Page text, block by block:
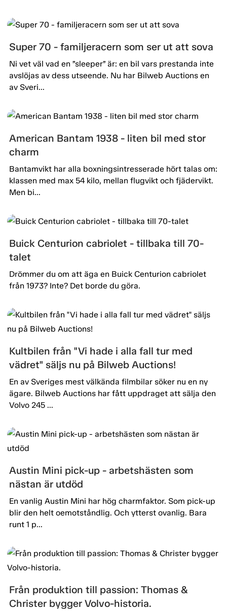
Super 70 - familjeracern som ser ut att sova
Ni vet väl vad en ”sleeper” är: en bil vars prestanda inte
avslöjas av dess utseende. Nu har Bilweb Auctions en
av Sveri...
American Bantam 1938 - liten bil med stor
charm
Bantamvikt har alla boxningsintresserade hört talas om:
klassen med max 54 kilo, mellan flugvikt och fjädervikt.
Men bi...
Buick Centurion cabriolet - tillbaka till 70-
talet
Drömmer du om att äga en Buick Centurion cabriolet
från 1973? Inte? Det borde du göra.
Kultbilen från "Vi hade i alla fall tur med
vädret" säljs nu på Bilweb Auctions!
En av Sveriges mest välkända filmbilar söker nu en ny
ägare. Bilweb Auctions har fått uppdraget att sälja den
Volvo 245 ...
Austin Mini pick-up - arbetshästen som
nästan är utdöd
En vanlig Austin Mini har hög charmfaktor. Som pick-up
blir den helt oemotståndlig. Och ytterst ovanlig. Bara
runt 1 p...
Från produktion till passion: Thomas &
Christer bygger Volvo-historia.